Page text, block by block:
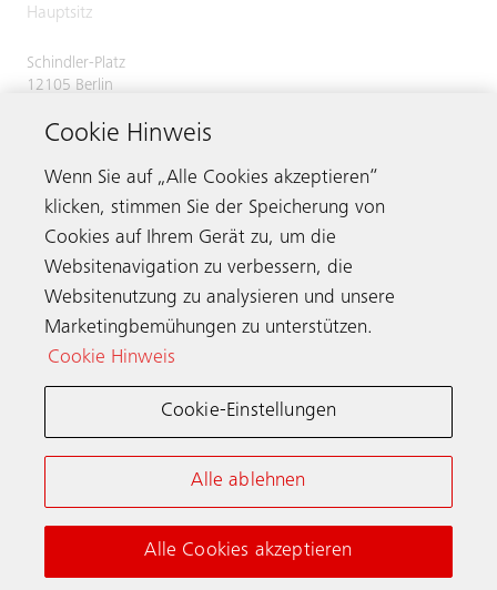
Hauptsitz
Schindler-Platz
12105 Berlin
Telefax 030 7029 2620
Kontaktieren
Schindler weltweit
Cookie-Hinweis & Einstellungen Impressum
Cookie Hinweis
Wenn Sie auf „Alle Cookies akzeptieren“
klicken, stimmen Sie der Speicherung von
Cookies auf Ihrem Gerät zu, um die
Websitenavigation zu verbessern, die
Websitenutzung zu analysieren und unsere
Marketingbemühungen zu unterstützen.
Cookie Hinweis
Cookie-Einstellungen
Alle ablehnen
Alle Cookies akzeptieren